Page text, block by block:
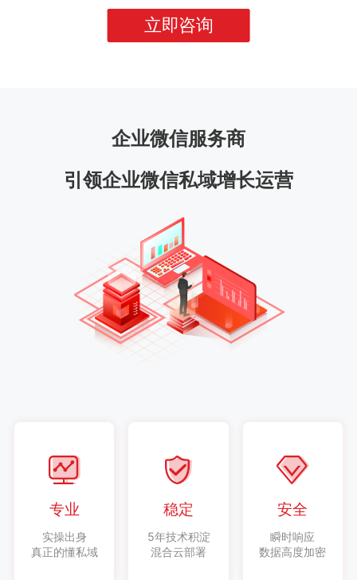
立即咨询
企业微信服务商
引领企业微信私域增长运营
专业
实操出身
真正的懂私域
稳定
5年技术积淀
混合云部署
安全
瞬时响应
数据高度加密